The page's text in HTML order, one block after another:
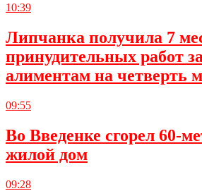
10:39
Липчанка получила 7
принудительных работ
алиментам на четверть
09:55
Во Введенке сгорел 60-
жилой дом
09:28